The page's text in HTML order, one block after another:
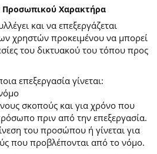
Προσωπικού Χαρακτήρα
και να επεξεργάζεται
χρηστών προκειμένου να μπορεί
του δικτυακού του τόπου προς
επεξεργασία γίνεται:
σκοπούς και για χρόνο που
πριν από την επεξεργασία.
του προσώπου ή γίνεται για
που προβλέπονται από το νόμο.